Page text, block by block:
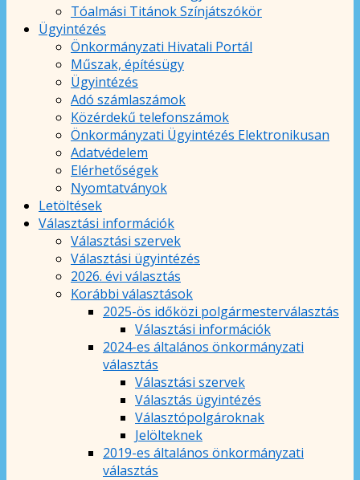
Tóalmási Titánok Színjátszókör
Ügyintézés
Önkormányzati Hivatali Portál
Műszak, építésügy
Ügyintézés
Adó számlaszámok
Közérdekű telefonszámok
Önkormányzati Ügyintézés Elektronikusan
Adatvédelem
Elérhetőségek
Nyomtatványok
Letöltések
Választási információk
Választási szervek
Választási ügyintézés
2026. évi választás
Korábbi választások
2025-ös időközi polgármesterválasztás
Választási információk
2024-es általános önkormányzati
választás
Választási szervek
Választás ügyintézés
Választópolgároknak
Jelölteknek
2019-es általános önkormányzati
választás